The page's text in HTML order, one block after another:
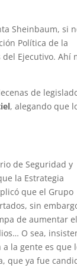
Sheinbaum, si
Política de la
Ejecutivo. Ahí
de
, alegando que
de Seguridad y
la Estrategia
que el Grupo
sin
de aumentar el
O sea,
la gente es que
que ya fue